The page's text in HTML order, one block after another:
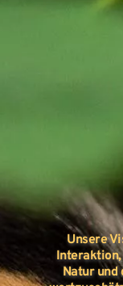
​Unsere
Natur und